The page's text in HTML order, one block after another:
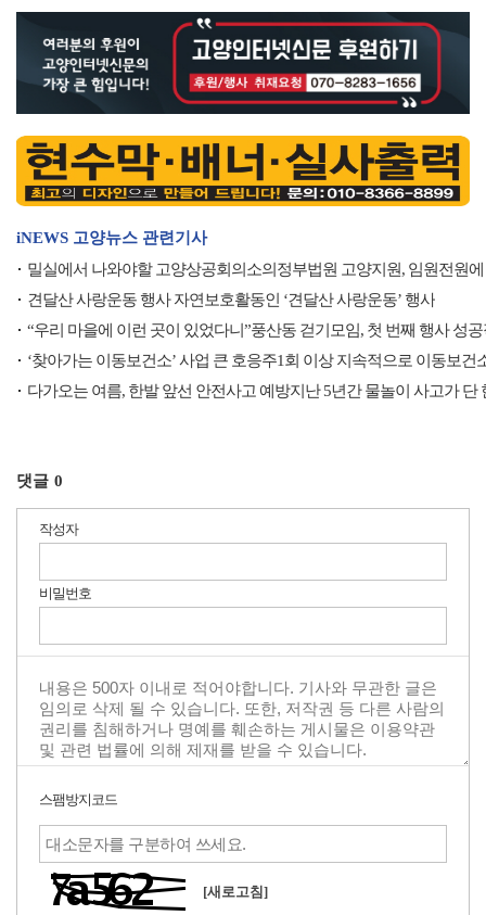
iNEWS 고양뉴스 관련기사
밀실에서 나와야할 고양상공회의소의정부법원 고양지원, 임원전원
견달산 사랑운동 행사 자연보호활동인 ‘견달산 사랑운동’ 행사
“우리 마을에 이런 곳이 있었다니”풍산동 걷기모임, 첫 번째 행사 성
‘찾아가는 이동보건소’ 사업 큰 호응주1회 이상 지속적으로 이동보건
다가오는 여름, 한발 앞선 안전사고 예방지난 5년간 물놀이 사고가 단
댓글 0
작성자
비밀번호
스팸방지코드
[새로고침]